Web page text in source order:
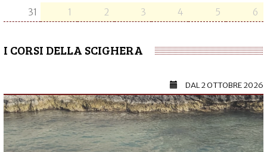
31
1 2 3 4 5 6
I CORSI DELLA SCIGHERA
DAL2 OTTOBRE 2026